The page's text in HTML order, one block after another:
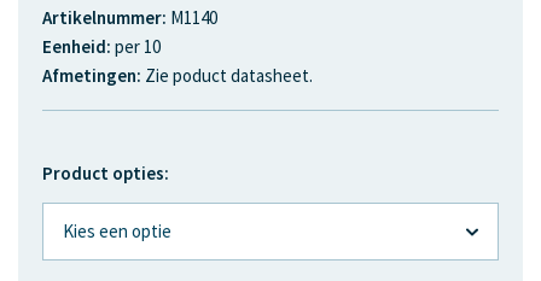
Artikelnummer: M1140
Eenheid: per 10
Afmetingen: Zie poduct datasheet.
Product opties: